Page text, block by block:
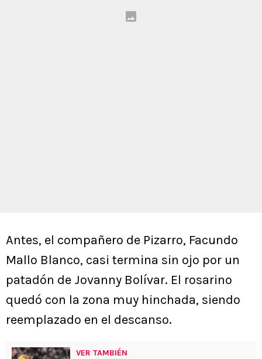
Antes, el compañero de Pizarro, Facundo
Mallo Blanco, casi termina sin ojo por un
patadón de Jovanny Bolívar. El rosarino
quedó con la zona muy hinchada, siendo
reemplazado en el descanso.
VER TAMBIÉN